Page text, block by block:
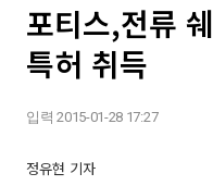
포티스,전류
특허 취득
입력 2015-01-28 17:27
정유현 기자